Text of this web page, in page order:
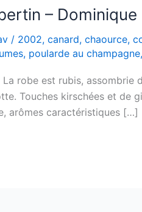
–
/ 2002, canard, chaource,
, poularde au champagne,
robe est rubis, assombrie
Touches kirschées et de
arômes caractéristiques […]